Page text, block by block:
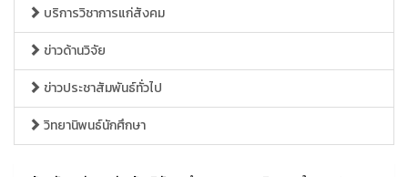
บริการวิชาการแก่สังคม
ข่าวด้านวิจัย
ข่าวประชาสัมพันธ์ทั่วไป
วิทยานิพนธ์นักศึกษา